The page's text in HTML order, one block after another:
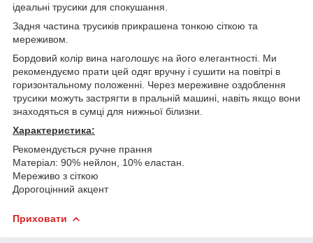
ідеальні трусики для спокушання.
Задня частина трусиків прикрашена тонкою сіткою та
мереживом.
Бордовий колір вина наголошує на його елегантності. Ми
рекомендуємо прати цей одяг вручну і сушити на повітрі в
горизонтальному положенні. Через мереживне оздоблення
трусики можуть застрягти в пральній машині, навіть якщо вони
знаходяться в сумці для нижньої білизни.
Характеристика:
Рекомендується ручне прання
Матеріал: 90% нейлон, 10% еластан.
Мереживо з сіткою
Дорогоцінний акцент
Приховати